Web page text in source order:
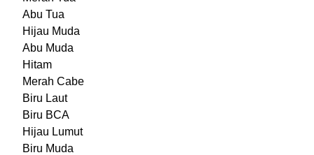
Abu Tua
Hijau Muda
Abu Muda
Hitam
Merah Cabe
Biru Laut
Biru BCA
Hijau Lumut
Biru Muda